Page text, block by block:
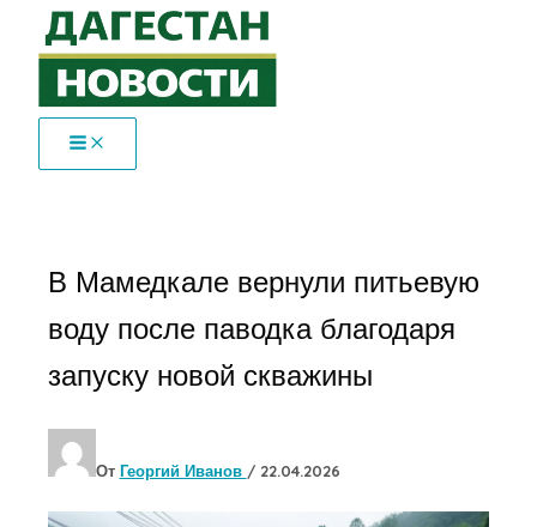
Перейти
содержимому
В Мамедкале вернули питьевую
воду после паводка благодаря
запуску новой скважины
От Георгий Иванов / 22.04.2026